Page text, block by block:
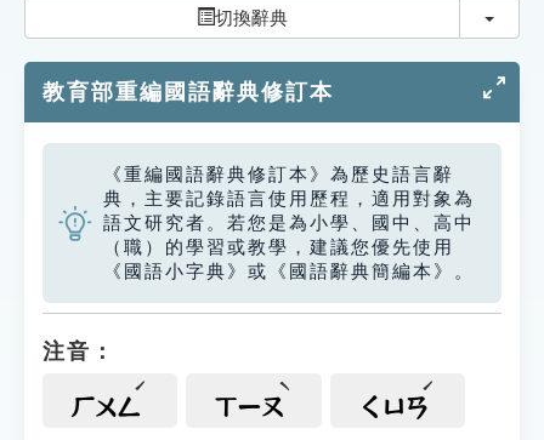
單字索引
生命大百科索引
遊戲專區
教學應用
貓頭鷹博士
切換辭典 切換
教育部重編國語辭典修訂本
《重編國語辭典修訂本》為歷史語言辭
典，主要記錄語言使用歷程，適用對象為
語文研究者。若您是為小學、國中、高中
（職）的學習或教學，建議您優先使用
《國語小字典》或《國語辭典簡編本》。
注音：
ㄏㄨㄥ ㄒㄧㄡ ㄑㄩㄢ